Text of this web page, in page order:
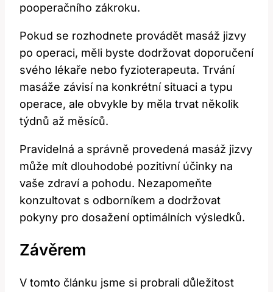
pooperačního zákroku.
Pokud se rozhodnete provádět masáž jizvy
po operaci, měli byste dodržovat doporučení
svého lékaře nebo fyzioterapeuta. Trvání
masáže závisí na konkrétní situaci a typu
operace, ale obvykle by měla trvat několik
týdnů až měsíců.
Pravidelná a správně provedená masáž jizvy
může mít dlouhodobé pozitivní účinky na
vaše zdraví a pohodu. Nezapomeňte
konzultovat s odborníkem a dodržovat
pokyny pro dosažení optimálních výsledků.
Závěrem
V tomto článku jsme si probrali důležitost